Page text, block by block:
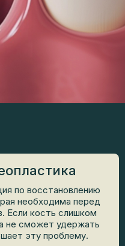
по восстановлению
необходима перед
Если кость слишком
не сможет удержать
эту проблему.